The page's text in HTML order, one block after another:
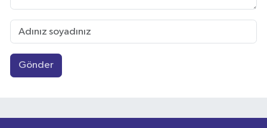
Gönder